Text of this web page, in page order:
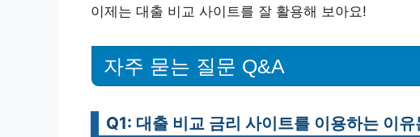
이제는 대출 비교 사이트를 잘 활용해 보아요!
자주 묻는 질문 Q&A
Q1: 대출 비교 금리 사이트를 이용하는 이